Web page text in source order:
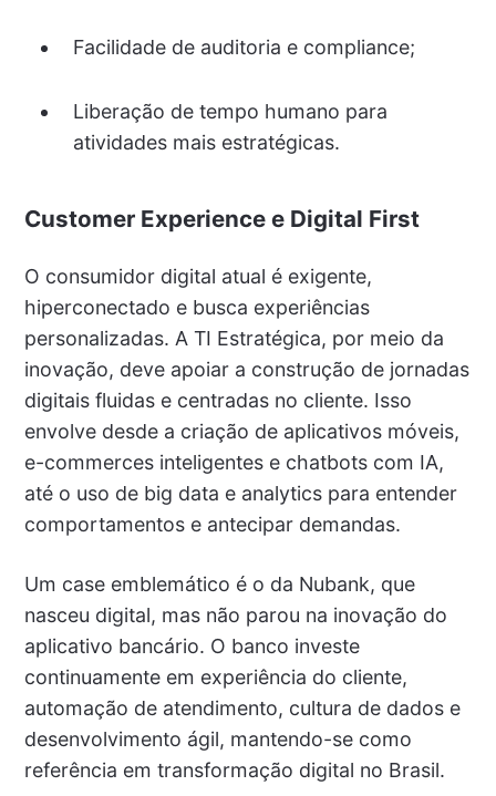
Facilidade de auditoria e compliance;
Liberação de tempo humano para
atividades mais estratégicas.
Customer Experience e Digital First
O consumidor digital atual é exigente,
hiperconectado e busca experiências
personalizadas. A TI Estratégica, por meio da
inovação, deve apoiar a construção de jornadas
digitais fluidas e centradas no cliente. Isso
envolve desde a criação de aplicativos móveis,
e-commerces inteligentes e chatbots com IA,
até o uso de big data e analytics para entender
comportamentos e antecipar demandas.
Um case emblemático é o da Nubank, que
nasceu digital, mas não parou na inovação do
aplicativo bancário. O banco investe
continuamente em experiência do cliente,
automação de atendimento, cultura de dados e
desenvolvimento ágil, mantendo-se como
referência em transformação digital no Brasil.